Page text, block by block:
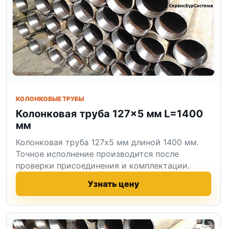
КОЛОНКОВЫЕ ТРУБЫ
Колонковая труба 127×5 мм L=1400
мм
Колонковая труба 127x5 мм длиной 1400 мм.
Точное исполнение производится после
проверки присоединения и комплектации.
Узнать цену